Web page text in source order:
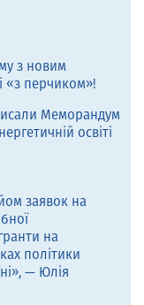
з новим
«з перчиком»!
Меморандум
освіті
заявок на
на
політики
— Юлія